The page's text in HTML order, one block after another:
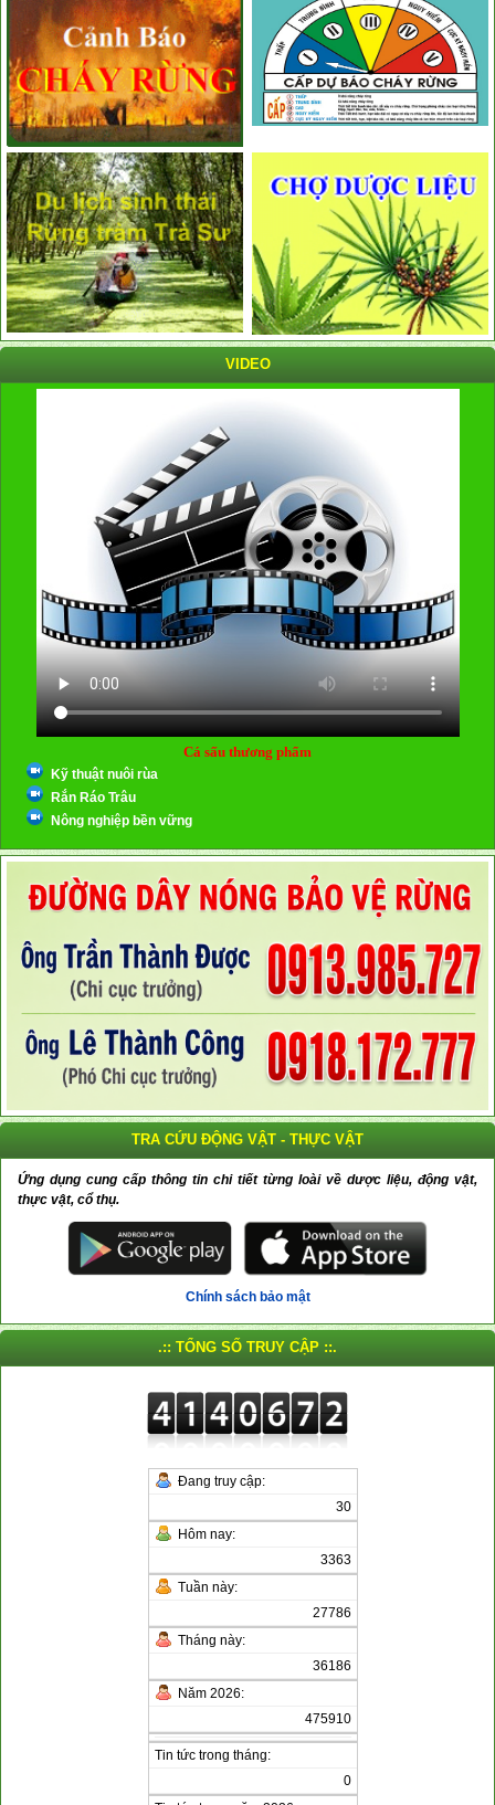
VIDEO
Cá sấu thương phẩm
Kỹ thuật nuôi rùa
Rắn Ráo Trâu
Nông nghiệp bền vững
TRA CỨU ĐỘNG VẬT - THỰC VẬT
Ứng dụng cung cấp thông tin chi tiết từng loài về dược liệu, động vật,
thực vật, cổ thụ.
Chính sách bảo mật
.:: TỔNG SỐ TRUY CẬP ::.
Đang truy cập:
30
Hôm nay:
3363
Tuần này:
27786
Tháng này:
36186
Năm 2026:
475910
Tin tức trong tháng:
0